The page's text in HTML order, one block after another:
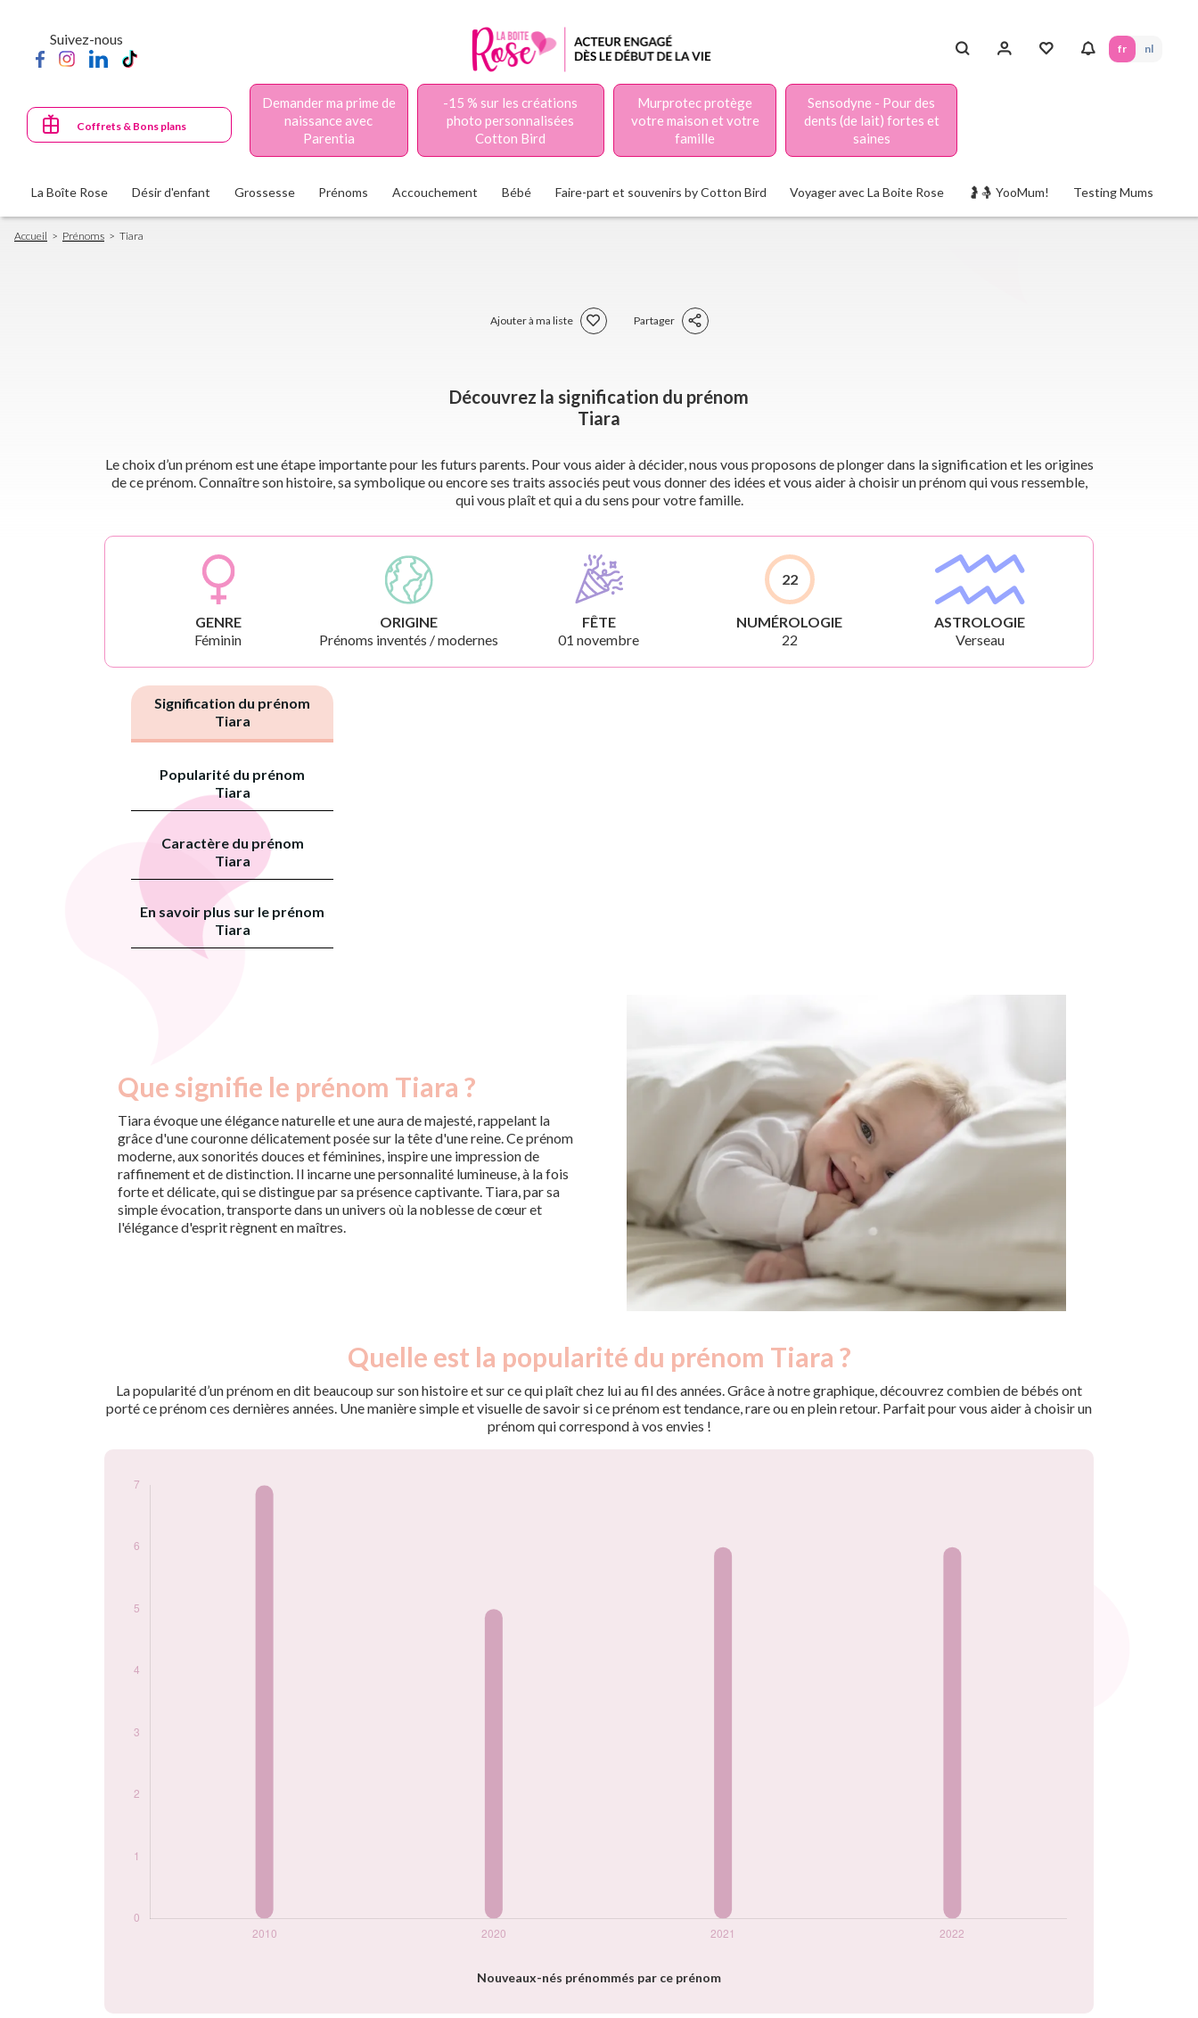
principal
Suivez-nous
fr nl
Coffrets & Bons plans
Demander ma prime de
naissance avec
Parentia
-15 % sur les créations
photo personnalisées
Cotton Bird
Murprotec protège
votre maison et votre
famille
Sensodyne - Pour des
dents (de lait) fortes et
saines
La Boîte Rose Désir d'enfant Grossesse Prénoms Accouchement Bébé Faire-part et souvenirs by Cotton Bird Voyager avec La Boite Rose 🤰🤱 YooMum! Testing Mums
Fil
d'Ariane
Accueil Prénoms Tiara
Ajouter à ma liste Partager
Découvrez la signification du prénom
Tiara
Le choix d’un prénom est une étape importante pour les futurs parents. Pour vous aider à décider, nous vous proposons de plonger dans la signification et les origines
de ce prénom. Connaître son histoire, sa symbolique ou encore ses traits associés peut vous donner des idées et vous aider à choisir un prénom qui vous ressemble,
qui vous plaît et qui a du sens pour votre famille.
GENRE
Féminin
ORIGINE
Prénoms inventés / modernes
FÊTE
01 novembre
22
NUMÉROLOGIE
22
ASTROLOGIE
Verseau
Signification du prénom
Tiara
Popularité du prénom
Tiara
Caractère du prénom
Tiara
En savoir plus sur le prénom
Tiara
Que signifie le prénom Tiara ?
Tiara évoque une élégance naturelle et une aura de majesté, rappelant la
grâce d'une couronne délicatement posée sur la tête d'une reine. Ce prénom
moderne, aux sonorités douces et féminines, inspire une impression de
raffinement et de distinction. Il incarne une personnalité lumineuse, à la fois
forte et délicate, qui se distingue par sa présence captivante. Tiara, par sa
simple évocation, transporte dans un univers où la noblesse de cœur et
l'élégance d'esprit règnent en maîtres.
Quelle est la popularité du prénom Tiara ?
La popularité d’un prénom en dit beaucoup sur son histoire et sur ce qui plaît chez lui au fil des années. Grâce à notre graphique, découvrez combien de bébés ont
porté ce prénom ces dernières années. Une manière simple et visuelle de savoir si ce prénom est tendance, rare ou en plein retour. Parfait pour vous aider à choisir un
prénom qui correspond à vos envies !
Nouveaux-nés prénommés par ce prénom
prénom Tiara par
2010
7
2020
5